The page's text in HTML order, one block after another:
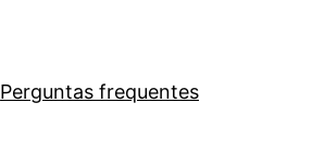
Perguntas frequentes